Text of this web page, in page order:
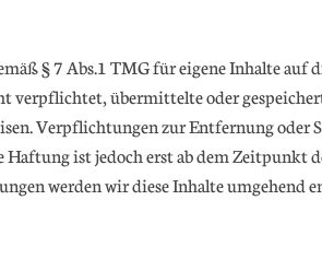
§ 7 Abs.1 TMG für eigene Inhalte auf
verpflichtet, übermittelte oder
Verpflichtungen zur Entfernung oder
Haftung ist jedoch erst ab dem
werden wir diese Inhalte umgehend